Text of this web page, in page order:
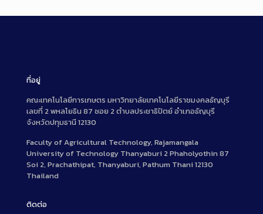
ที่อยู่
คณะเทคโนโลยีการเกษตร มหาวิทยาลัยเทคโนโลยีราชมงคลธัญบุรี
เลขที่ 2 พหลโยธิน 87 ซอย 2 ตำบลประชาธิปัตย์ อำเภอธัญบุรี
จังหวัดปทุมธานี 12130
Faculty of Agricultural Technology, Rajamangala
University of Technology Thanyaburi 2 Phaholyothin 87
Soi 2, Prachathipat, Thanyaburi, Pathum Thani 12130
Thailand
ติดต่อ